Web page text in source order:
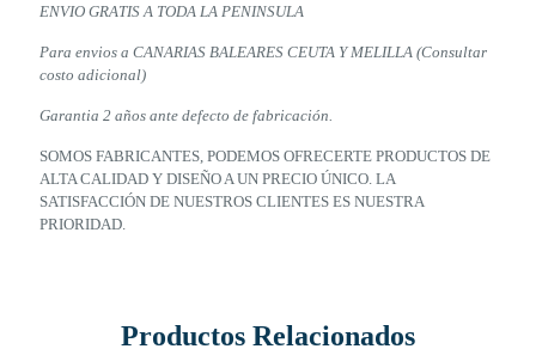
ENVIO GRATIS A TODA LA PENINSULA
Para envios a CANARIAS BALEARES CEUTA Y MELILLA (Consultar
costo adicional)
Garantia 2 años ante defecto de fabricación.
SOMOS FABRICANTES, PODEMOS OFRECERTE PRODUCTOS DE
ALTA CALIDAD Y DISEÑO A UN PRECIO ÚNICO. LA
SATISFACCIÓN DE NUESTROS CLIENTES ES NUESTRA
PRIORIDAD.
Productos Relacionados